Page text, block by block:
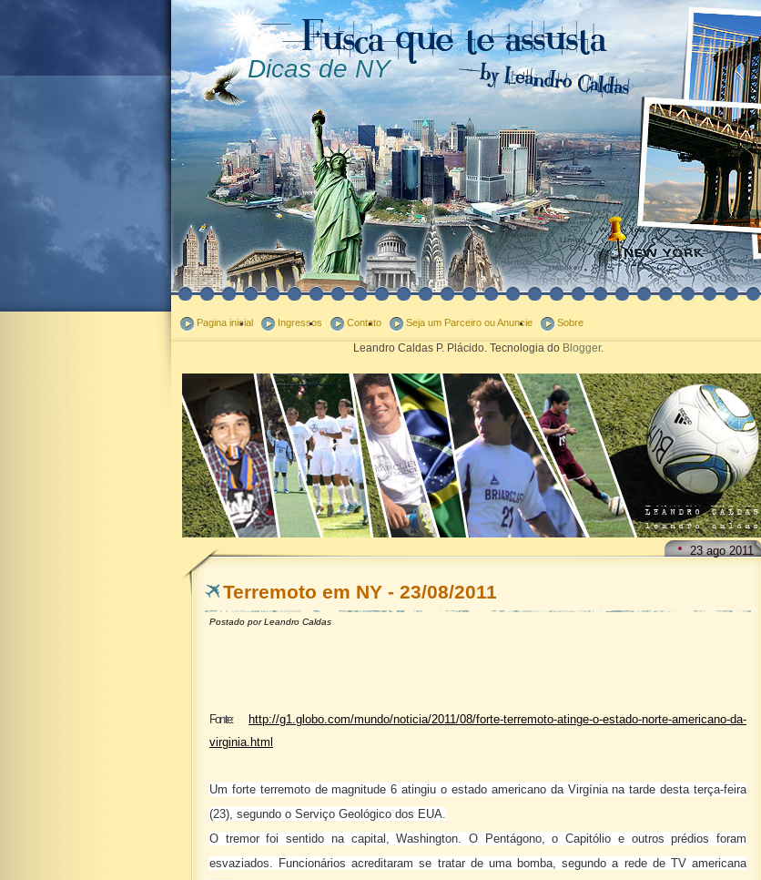
Dicas de NY
Pagina inicial Ingressos Contato Seja um Parceiro ou Anuncie Sobre
Leandro Caldas P. Plácido. Tecnologia do Blogger.
23ago2011
Terremoto em NY - 23/08/2011
Postado porLeandro Caldas
Fonte:
http://g1.globo.com/mundo/noticia/2011/08/forte-terremoto-atinge-o-estado-norte-americano-da-
virginia.html
Um forte terremoto de magnitude 6 atingiu o estado americano da Virgínia na tarde desta terça-feira
(23), segundo o Serviço Geológico dos EUA.
O tremor foi sentido na capital, Washington. O Pentágono, o Capitólio e outros prédios foram
esvaziados. Funcionários acreditaram se tratar de uma bomba, segundo a rede de TV americana